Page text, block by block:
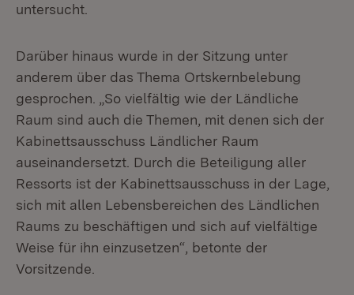
untersucht.
Darüber hinaus wurde in der Sitzung unter
anderem über das Thema Ortskernbelebung
gesprochen. „So vielfältig wie der Ländliche
Raum sind auch die Themen, mit denen sich der
Kabinettsausschuss Ländlicher Raum
auseinandersetzt. Durch die Beteiligung aller
Ressorts ist der Kabinettsausschuss in der Lage,
sich mit allen Lebensbereichen des Ländlichen
Raums zu beschäftigen und sich auf vielfältige
Weise für ihn einzusetzen“, betonte der
Vorsitzende.